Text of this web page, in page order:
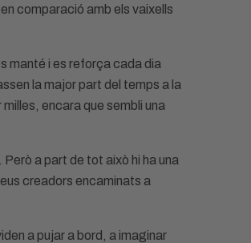
comparació amb els vaixells
manté i es reforça cada dia
la major part del temps a la
encara que sembli una
a part de tot això hi ha una
creadors encaminats a
a pujar a bord, a imaginar